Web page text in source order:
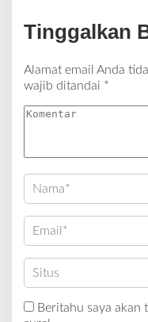
Tinggalkan
Alamat email Anda
wajib ditandai *
Beritahu saya akan